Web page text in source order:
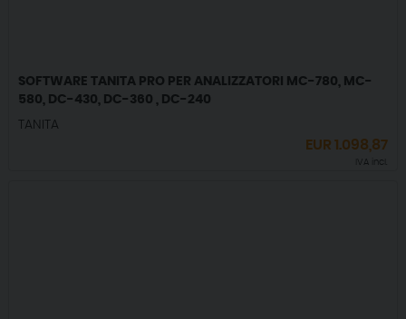
SOFTWARE TANITA PRO PER ANALIZZATORI MC-780, MC-
580, DC-430, DC-360 , DC-240
TANITA
EUR1.098,87
IVA incl.